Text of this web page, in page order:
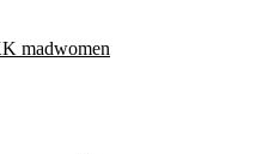
madwomen